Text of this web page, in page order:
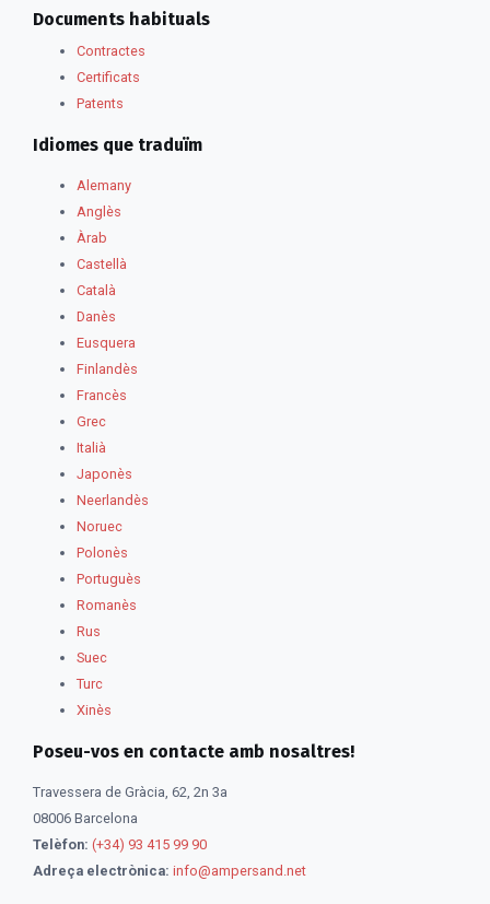
Documents habituals
Contractes
Certificats
Patents
Idiomes que traduïm
Alemany
Anglès
Àrab
Castellà
Català
Danès
Eusquera
Finlandès
Francès
Grec
Italià
Japonès
Neerlandès
Noruec
Polonès
Portuguès
Romanès
Rus
Suec
Turc
Xinès
Poseu-vos en contacte amb nosaltres!
Travessera de Gràcia, 62, 2n 3a
08006 Barcelona
Telèfon: (+34) 93 415 99 90
Adreça electrònica: info@ampersand.net